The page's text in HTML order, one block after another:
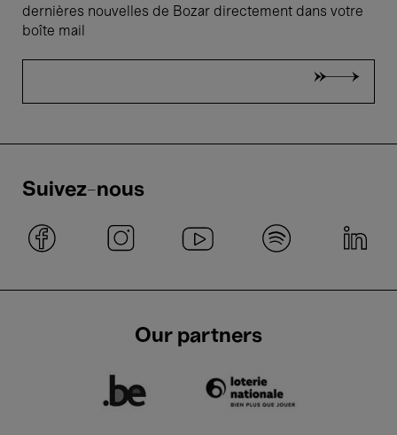
dernières nouvelles de Bozar directement dans votre
boîte mail
Suivez-nous
Our partners